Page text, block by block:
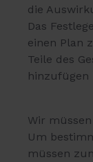
die
Das
einen Plan
Teile des
hinzufügen
Wir
Um
müssen